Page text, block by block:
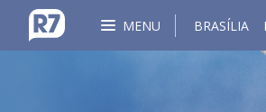
MENU BRASÍLIA